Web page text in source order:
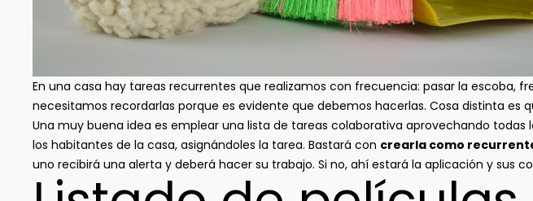
En una casa hay tareas recurrentes que realizamos con frecuencia: pasar la escoba,
necesitamos recordarlas porque es evidente que debemos hacerlas. Cosa distinta es
Una muy buena idea es emplear una lista de tareas colaborativa aprovechando
los habitantes de la casa, asignándoles la tarea. Bastará con crearla como
uno recibirá una alerta y deberá hacer su trabajo. Si no, ahí estará la aplicación y sus